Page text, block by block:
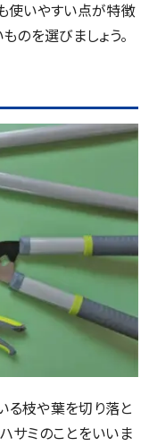
使いやすい点が特徴
のを選びましょう。
る枝や葉を切り落と
サミのことをいいま